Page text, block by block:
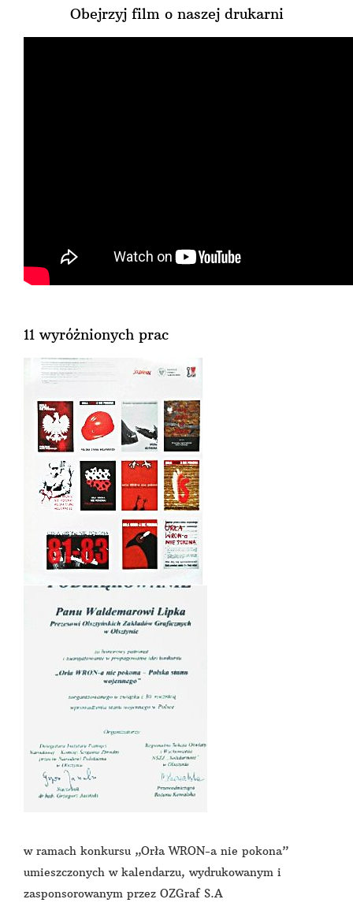
Obejrzyj film o naszej drukarni
11 wyróżnionych prac
w ramach konkursu „Orła WRON-a nie pokona”
umieszczonych w kalendarzu, wydrukowanym i
zasponsorowanym przez OZGraf S.A